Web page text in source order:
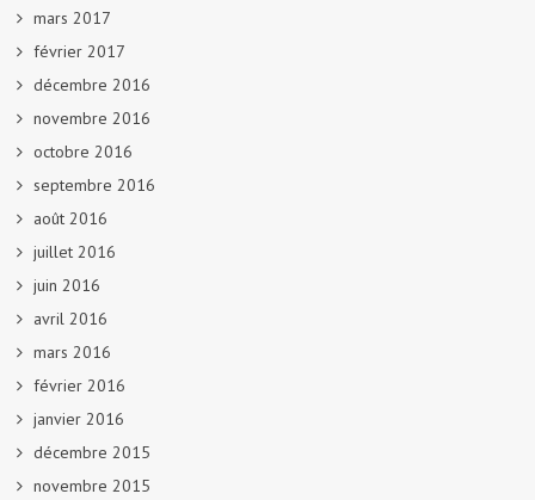
mars 2017
février 2017
décembre 2016
novembre 2016
octobre 2016
septembre 2016
août 2016
juillet 2016
juin 2016
avril 2016
mars 2016
février 2016
janvier 2016
décembre 2015
novembre 2015